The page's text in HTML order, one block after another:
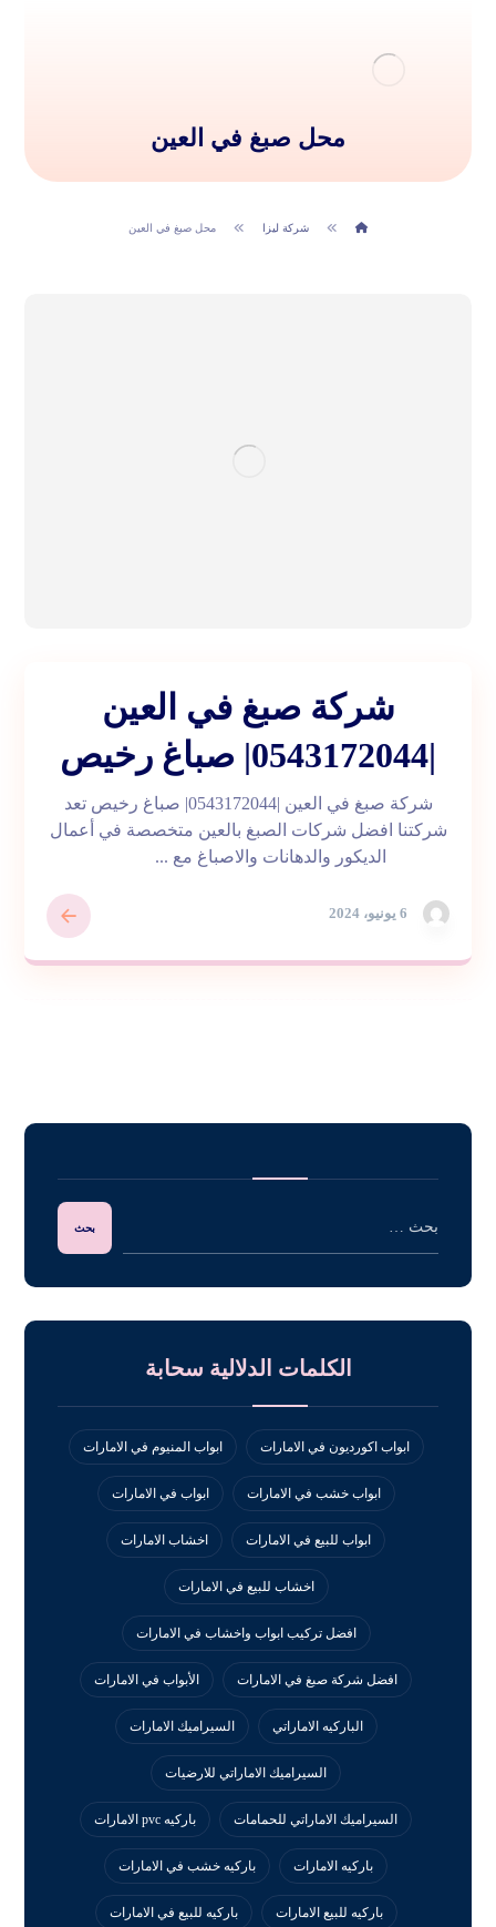
محل صبغ في العين
شركة ليزا محل صبغ في العين
شركة صبغ في العين
|0543172044| صباغ رخيص
6 يونيو، 2024
شركة صبغ في العين |0543172044| صباغ رخيص تعد
شركتنا افضل شركات الصبغ بالعين متخصصة في أعمال
الديكور والدهانات والاصباغ مع ...
الكلمات الدلالية سحابة
ابواب اكورديون في الامارات ابواب المنيوم في الامارات
ابواب خشب في الامارات ابواب في الامارات
ابواب للبيع في الامارات اخشاب الامارات
اخشاب للبيع في الامارات
افضل تركيب ابواب واخشاب في الامارات
افضل شركة صبغ في الامارات الأبواب في الامارات
الباركيه الاماراتي السيراميك الامارات
السيراميك الاماراتي للارضيات
السيراميك الاماراتي للحمامات باركيه pvc الامارات
باركيه الامارات باركيه خشب في الامارات
باركيه للبيع الامارات باركيه للبيع في الامارات